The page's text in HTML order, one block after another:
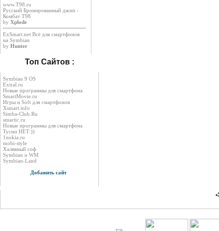
www.T98.ru
Русский Бронированный джип -
Комбат Т98
by Xplode
ExSmart.net Всё для смартфонов
на Symbian
by Hunter
Топ Сайтов :
Symbian 9 OS
Extral.ru
Новые программы для смартфона
SmartMovie.ru
Игры и Soft для смартфонов
Xsmart.info
Simba-Club.Ru
smartic.ru
Новые программы для смартфона
Тусни НЕТ:))
1nokia.ru
mobi-style
Халявный соф
Symbian и WM
Symbian-Land
Добавить сайт